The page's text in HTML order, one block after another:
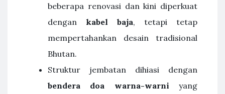
beberapa renovasi dan kini diperkuat
dengan kabel baja, tetapi tetap
mempertahankan desain tradisional
Bhutan.
Struktur jembatan dihiasi dengan
bendera doa warna-warni yang